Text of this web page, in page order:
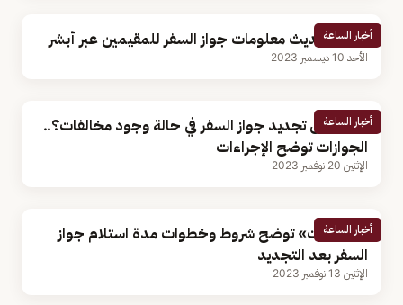
أخبار الساعة
كيفية تحديث معلومات جواز السفر للمقيمين عبر أبشر
الأحد 10 ديسمبر 2023
أخبار الساعة
هل يمكن تجديد جواز السفر في حالة وجود مخالفات؟..
الجوازات توضح الإجراءات
الإثنين 20 نوفمبر 2023
أخبار الساعة
«الجوازات» توضح شروط وخطوات مدة استلام جواز
السفر بعد التجديد
الإثنين 13 نوفمبر 2023